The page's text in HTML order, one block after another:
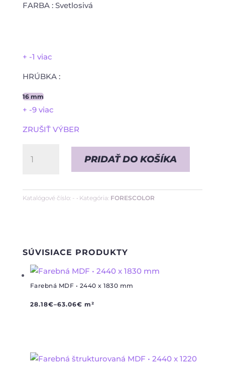
FARBA : Svetlosivá
+ -1 viac
HRÚBKA :
16 mm
+ -9 viac
ZRUŠIŤ VÝBER
•
mm
PRIDAŤ DO KOŠÍKA
Katalógové číslo: - Kategória: FORESCOLOR
SÚVISIACE PRODUKTY
Farebná MDF • 2440 x 1830 mm
28.18€–63.06€ m²